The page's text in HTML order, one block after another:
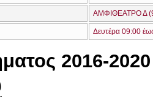
ΑΜΦΙΘΕΑΤΡΟ Δ
Δευτέρα 09:00
2016-2020